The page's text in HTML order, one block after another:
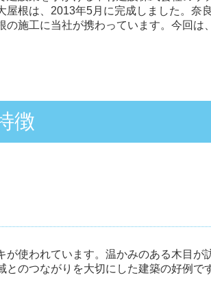
根は、2013年5月に完成しました。奈
施工に当社が携わっています。今回は
徴
使われています。温かみのある木目が
のつながりを大切にした建築の好例で